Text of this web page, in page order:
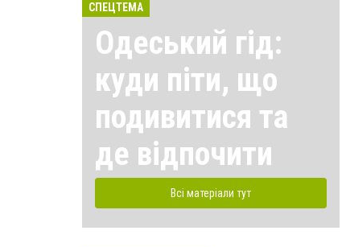
СПЕЦТЕМА
Одеський гід:
куди піти, що
подивитися та
де відпочити
Всі матеріали тут